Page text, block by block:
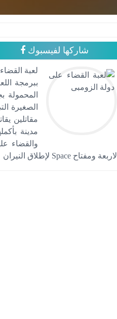
شاركها لفيسبوك
الصغيرة
مقاتلين
مدينة
الاربعة ومفتاح Space لإطلاق النيران